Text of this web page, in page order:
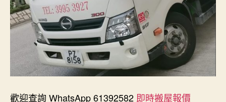
歡迎查詢 WhatsApp 61392582 即時搬屋報價